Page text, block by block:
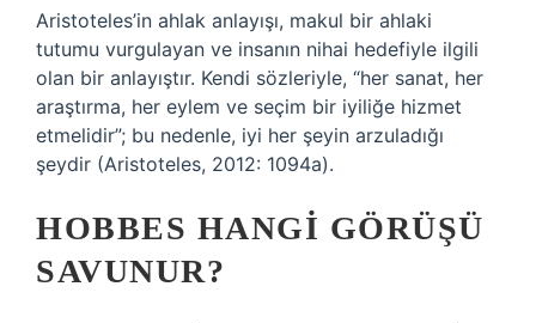
Aristoteles’in ahlak anlayışı, makul bir ahlaki
tutumu vurgulayan ve insanın nihai hedefiyle ilgili
olan bir anlayıştır. Kendi sözleriyle, “her sanat, her
araştırma, her eylem ve seçim bir iyiliğe hizmet
etmelidir”; bu nedenle, iyi her şeyin arzuladığı
şeydir (Aristoteles, 2012: 1094a).
HOBBES HANGI GÖRÜŞÜ
SAVUNUR?